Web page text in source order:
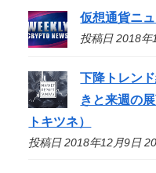
仮想通貨ニ
投稿日 2018年
下降トレン
きと来週の
トキツネ）
投稿日 2018年12月9日